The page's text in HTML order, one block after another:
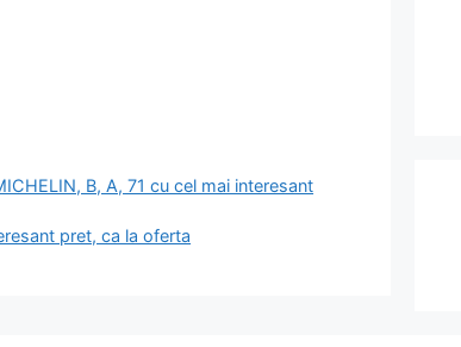
B, A, 71 cu cel mai interesant
pret, ca la oferta